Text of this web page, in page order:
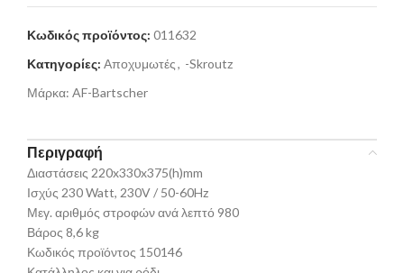
Κωδικός προϊόντος: 011632
Κατηγορίες: Αποχυμωτές, -Skroutz
Μάρκα: AF-Bartscher
Περιγραφή
Διαστάσεις 220x330x375(h)mm
Ισχύς 230 Watt, 230V / 50-60Hz
Μεγ. αριθμός στροφών ανά λεπτό 980
Βάρος 8,6 kg
Κωδικός προϊόντος 150146